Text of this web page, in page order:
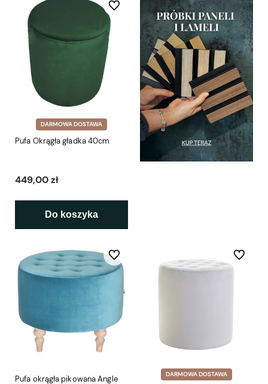
DARMOWA DOSTAWA
Pufa Okrągła gładka 40cm
449,00 zł
Do koszyka
Do ulubionych
Pufa okrągła pikowana Angle
Do ulubionych
DARMOWA DOSTAWA
Do